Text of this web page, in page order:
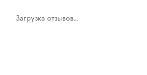
Загрузка отзывов...